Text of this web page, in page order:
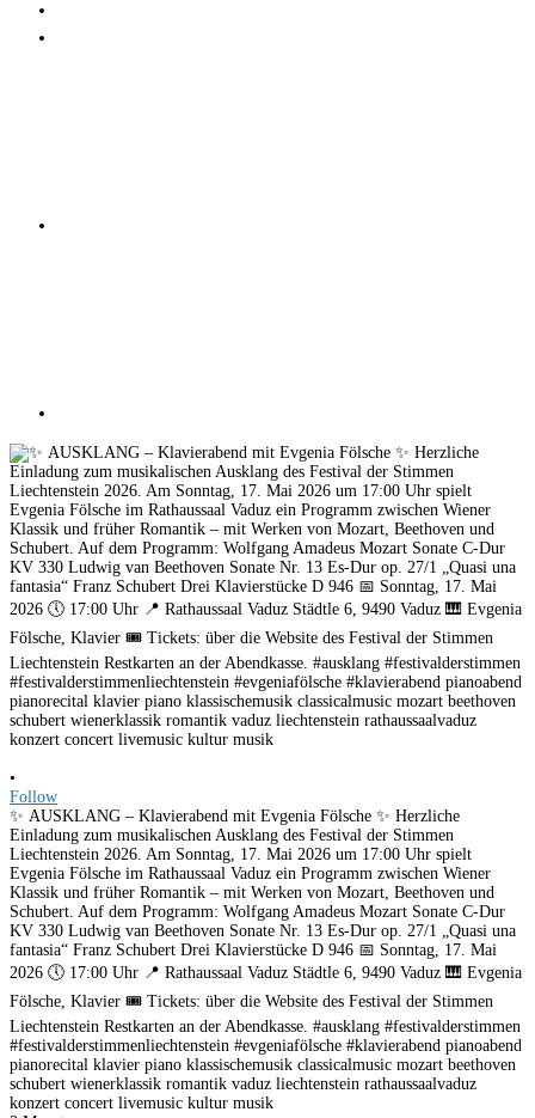
•
Follow
✨ AUSKLANG – Klavierabend mit Evgenia Fölsche ✨ Herzliche
Einladung zum musikalischen Ausklang des Festival der Stimmen
Liechtenstein 2026. Am Sonntag, 17. Mai 2026 um 17:00 Uhr spielt
Evgenia Fölsche im Rathaussaal Vaduz ein Programm zwischen Wiener
Klassik und früher Romantik – mit Werken von Mozart, Beethoven und
Schubert. Auf dem Programm: Wolfgang Amadeus Mozart Sonate C-Dur
KV 330 Ludwig van Beethoven Sonate Nr. 13 Es-Dur op. 27/1 „Quasi una
fantasia“ Franz Schubert Drei Klavierstücke D 946 📅 Sonntag, 17. Mai
2026 🕔 17:00 Uhr 📍 Rathaussaal Vaduz Städtle 6, 9490 Vaduz 🎹 Evgenia
Fölsche, Klavier 🎟️ Tickets: über die Website des Festival der Stimmen
Liechtenstein Restkarten an der Abendkasse. #ausklang #festivalderstimmen
#festivalderstimmenliechtenstein #evgeniafölsche #klavierabend pianoabend
pianorecital klavier piano klassischemusik classicalmusic mozart beethoven
schubert wienerklassik romantik vaduz liechtenstein rathaussaalvaduz
konzert concert livemusic kultur musik